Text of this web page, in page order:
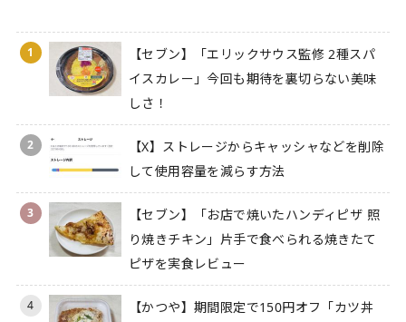
1
【セブン】「エリックサウス監修 2種スパ
イスカレー」今回も期待を裏切らない美味
しさ！
2
【X】ストレージからキャッシャなどを削除
して使用容量を減らす方法
3
【セブン】「お店で焼いたハンディピザ 照
り焼きチキン」片手で食べられる焼きたて
ピザを実食レビュー
4
【かつや】期間限定で150円オフ「カツ丼